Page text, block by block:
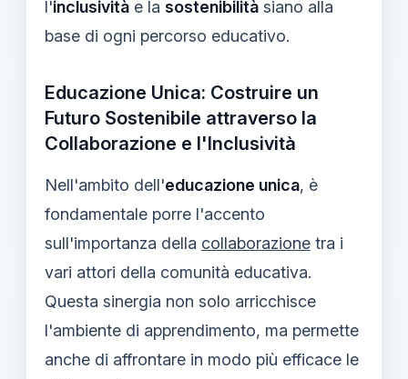
l'inclusività e la sostenibilità siano alla
base di ogni percorso educativo.
Educazione Unica: Costruire un
Futuro Sostenibile attraverso la
Collaborazione e l'Inclusività
Nell'ambito dell'educazione unica, è
fondamentale porre l'accento
sull'importanza della collaborazione tra i
vari attori della comunità educativa.
Questa sinergia non solo arricchisce
l'ambiente di apprendimento, ma permette
anche di affrontare in modo più efficace le